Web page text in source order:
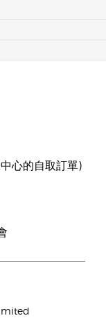
心的自取訂單)